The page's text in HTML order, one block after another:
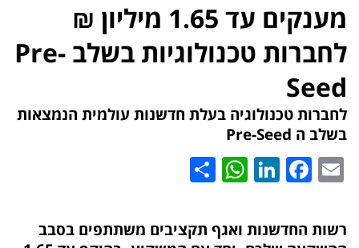
מענקים עד 1.65 מיליון ₪
לחברות טכנולוגיות בשלב Pre-
Seed
לחברות טכנולוגיה בעלת חדשנות עולמית הנמצאות
בשלב ה Pre-Seed
Email
Facebook
LinkedIn
WhatsApp
רשות החדשנות ואגף תקציבים משתתפים בסבב